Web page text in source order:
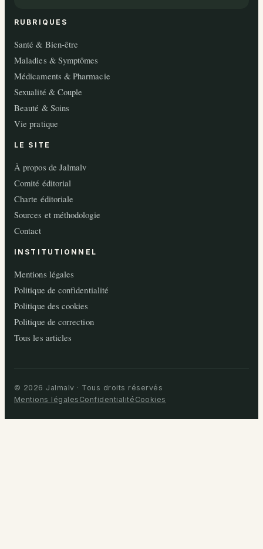
RUBRIQUES
Santé & Bien-être
Maladies & Symptômes
Médicaments & Pharmacie
Sexualité & Couple
Beauté & Soins
Vie pratique
LE SITE
À propos de Jalmalv
Comité éditorial
Charte éditoriale
Sources et méthodologie
Contact
INSTITUTIONNEL
Mentions légales
Politique de confidentialité
Politique des cookies
Politique de correction
Tous les articles
© 2026 Jalmalv · Tous droits réservés
Mentions légales Confidentialité Cookies